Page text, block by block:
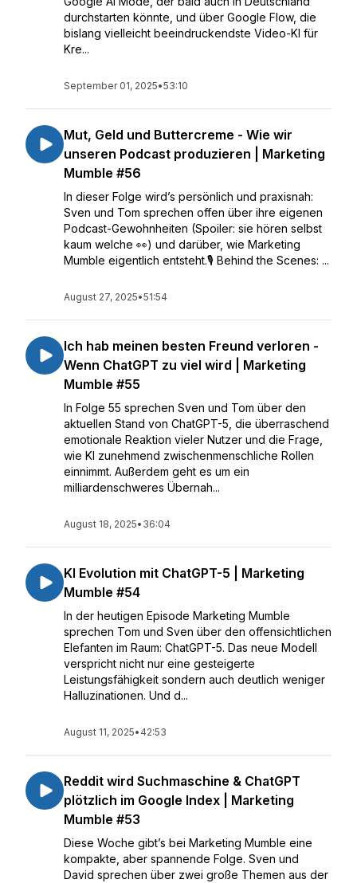
durchstarten könnte, und über Google Flow, die
bislang vielleicht beeindruckendste Video-KI für
Kre...
September 01, 2025•53:10
Mut, Geld und Buttercreme - Wie wir
unseren Podcast produzieren | Marketing
Mumble #56
In dieser Folge wird’s persönlich und praxisnah:
Sven und Tom sprechen offen über ihre eigenen
Podcast-Gewohnheiten (Spoiler: sie hören selbst
kaum welche 👀) und darüber, wie Marketing
Mumble eigentlich entsteht.🎙️ Behind the Scenes: ...
August 27, 2025•51:54
Ich hab meinen besten Freund verloren -
Wenn ChatGPT zu viel wird | Marketing
Mumble #55
In Folge 55 sprechen Sven und Tom über den
aktuellen Stand von ChatGPT-5, die überraschend
emotionale Reaktion vieler Nutzer und die Frage,
wie KI zunehmend zwischenmenschliche Rollen
einnimmt. Außerdem geht es um ein
milliardenschweres Übernah...
August 18, 2025• 36:04
KI Evolution mit ChatGPT-5 | Marketing
Mumble #54
In der heutigen Episode Marketing Mumble
sprechen Tom und Sven über den offensichtlichen
Elefanten im Raum: ChatGPT-5. Das neue Modell
verspricht nicht nur eine gesteigerte
Leistungsfähigkeit sondern auch deutlich weniger
Halluzinationen. Und d...
August 11, 2025• 42:53
Reddit wird Suchmaschine & ChatGPT
plötzlich im Google Index | Marketing
Mumble #53
Diese Woche gibt’s bei Marketing Mumble eine
kompakte, aber spannende Folge. Sven und
David sprechen über zwei große Themen aus der